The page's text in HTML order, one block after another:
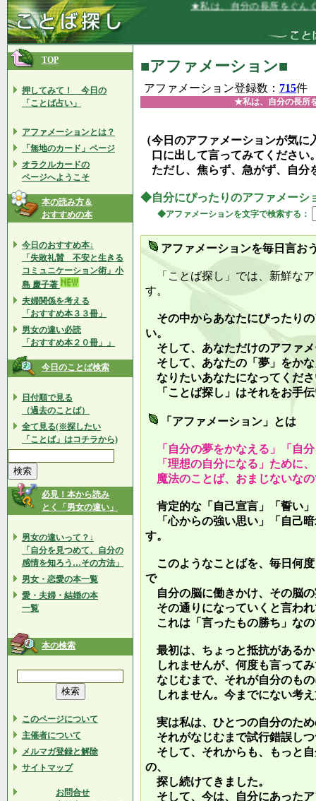
★私は、自分の長所をぐんぐん伸ばし
TOP
押してみて！ 今日の
「ことば占い」
アファメーションとは？
「無地のカード」ページ
オラクルカードの
ページへようこそ
本の読み方＆
おすすめの本
今日のおすすめ本↓
「失敗礼賛 不安と生きる
コミュニケーション術」小
島 慶子著
夫婦関係を考える
「おすすめ本３３冊」
男女の違い必読
「おすすめ本２０冊」」
今日のことば検索
日付順で見る
（過去のことば）
全て見る(※探したい
「ことば」はコチラから)
必見！本から読み
とく「男女の違い」
男女の違いって？↓
「自分を見つめて、自分の
感情を知ろう…その方法」
男女・恋愛の本一覧
愛・夫婦・結婚の本
一覧
本の検索
このページについて
主催者について
メルマガ登録と解除
サイトマップ
お問合せ
■アファメーション■
アファメーション登録数： 715件
★私は、自分の長所
（今日のアファメーションが気
口に出して言ってみてください
ただし、焦らず、急がず、自分
◆自分にぴったりのアファメーシ
◆アファメーションを文字で検索する：
アファメーションを毎日言お
「ことば探し」では、新鮮な
す。
その中からあなたにぴったり
い。
そして、あなただけのアファ
そして、あなたの「夢」をか
なりたいあなたになってくだ
「ことば探し」はそれをお手
「アファメーション」とは
「自分の夢をかなえる」「自
「理想の自分になる」ために
魔法のことば、おまじないな
肯定的な「自己宣言」「誓い
「心からの強い思い」「自己
す。
このようなことばを、毎日何
で
自分の脳に働きかけ、その脳
その通りになっていくと言わ
これは「言ったもの勝ち」な
最初は、ちょっと抵抗がある
しれませんが、何度も言って
なじむまで、それが自分のも
しれません。今までにない考
実は私は、ひとつの自分のた
それがなじむまで試行錯誤し
そして、それからも、もっと
の、
探し続けてきました。
そして、今は、自分にあった